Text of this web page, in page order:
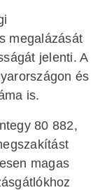
megalázását
jelenti. A
és
is.
80 882,
magas